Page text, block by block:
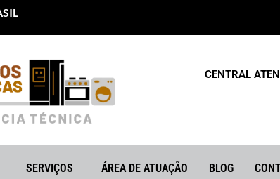
CENTRAL
SERVIÇOS ÁREA DE ATUAÇÃO BLOG